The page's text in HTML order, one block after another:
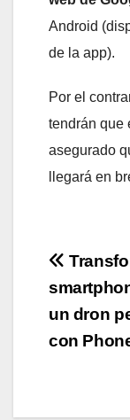
Android
de la app).
Por el
tendrán que
asegurado
llegará en
de
un dron
con